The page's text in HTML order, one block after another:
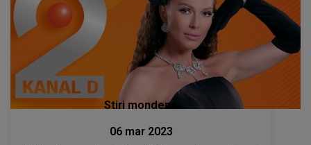
Stiri mondene
06 mar 2023